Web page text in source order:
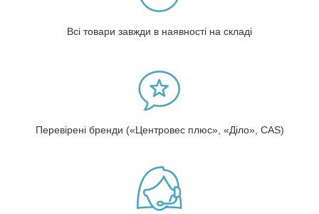
Всі товари завжди в наявності на складі
Перевірені бренди («Центровес плюс», «Діло», CAS)